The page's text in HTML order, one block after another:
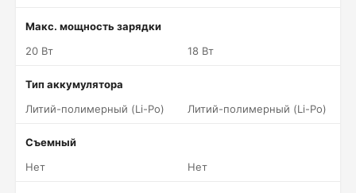
Макс. мощность зарядки
20 Вт
18 Вт
Тип аккумулятора
Литий-полимерный (Li-Po)
Литий-полимерный (Li-Po)
Съемный
Нет
Нет